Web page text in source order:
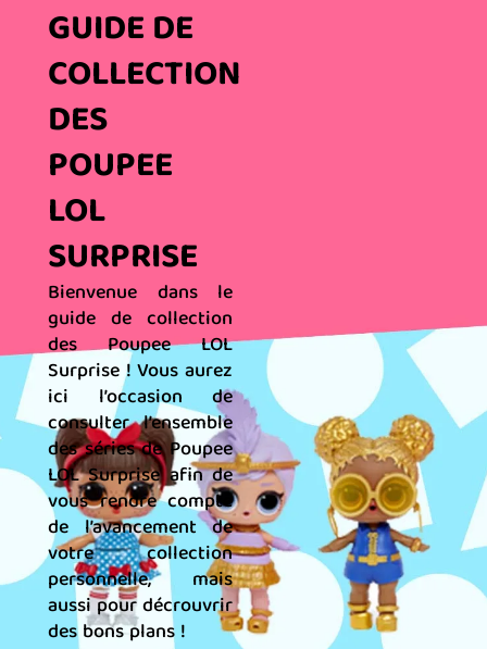
GUIDE DE
COLLECTION
DES
POUPEE
LOL
SURPRISE
Bienvenue dans le
guide de collection
des Poupee LOL
Surprise ! Vous aurez
ici l’occasion de
consulter l’ensemble
des séries de Poupee
LOL Surprise afin de
vous rendre compte
de l’avancement de
votre collection
personnelle, mais
aussi pour décrouvrir
des bons plans !